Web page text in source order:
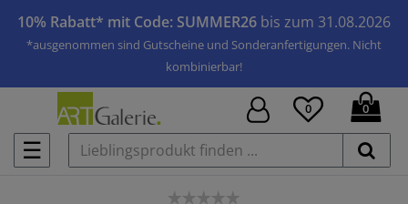
10% Rabatt* mit Code: SUMMER26 bis zum 31.08.2026
*ausgenommen sind Gutscheine und Sonderanfertigungen. Nicht
kombinierbar!
☰
0 0